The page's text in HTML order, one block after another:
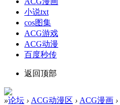
小说txt
cos图集
ACG游戏
ACG动漫
百度秒传
返回顶部
»论坛 › ACG动漫区 › ACG漫画 ›